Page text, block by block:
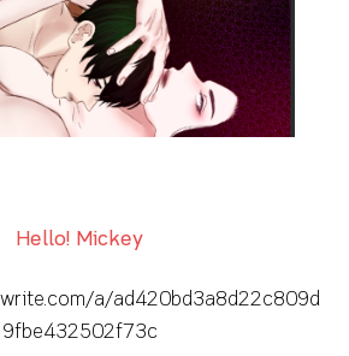
Hello! Mickey
a/ad420bd3a8d22c809d
9fbe432502f73c